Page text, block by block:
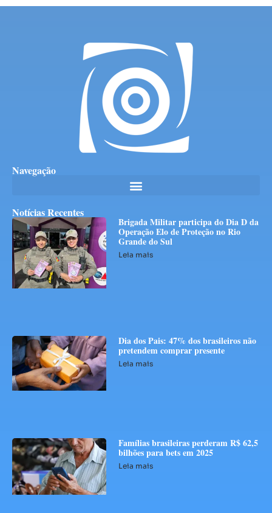
Navegação
Notícias Recentes
Brigada Militar participa do Dia D da
Operação Elo de Proteção no Rio
Grande do Sul
Leia mais
Dia dos Pais: 47% dos brasileiros não
pretendem comprar presente
Leia mais
Famílias brasileiras perderam R$ 62,5
bilhões para bets em 2025
Leia mais